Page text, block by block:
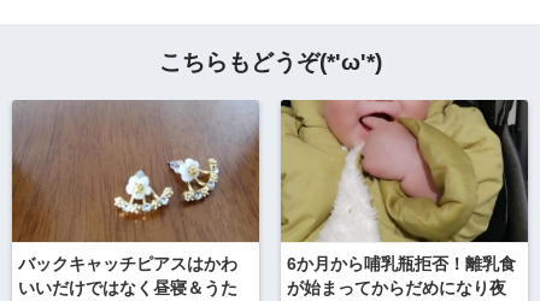
こちらもどうぞ(*'ω'*)
バックキャッチピアスはかわ
いいだけではなく昼寝＆うた
6か月から哺乳瓶拒否！離乳食
が始まってからだめになり夜